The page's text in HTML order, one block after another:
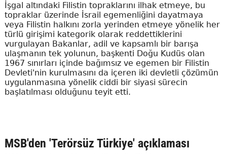
İşgal altındaki Filistin topraklarını ilhak etmeye, bu
topraklar üzerinde İsrail egemenliğini dayatmaya
veya Filistin halkını zorla yerinden etmeye yönelik her
türlü girişimi kategorik olarak reddettiklerini
vurgulayan Bakanlar, adil ve kapsamlı bir barışa
ulaşmanın tek yolunun, başkenti Doğu Kudüs olan
1967 sınırları içinde bağımsız ve egemen bir Filistin
Devleti'nin kurulmasını da içeren iki devletli çözümün
uygulanmasına yönelik ciddi bir siyasi sürecin
başlatılması olduğunu teyit etti.
MSB'den 'Terörsüz Türkiye' açıklaması